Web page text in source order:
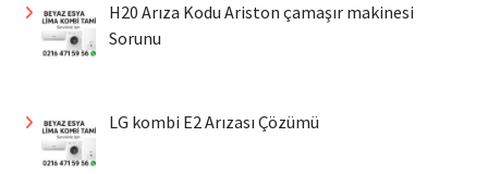
H20 Arıza Kodu Ariston çamaşır makinesi
Sorunu
LG kombi E2 Arızası Çözümü